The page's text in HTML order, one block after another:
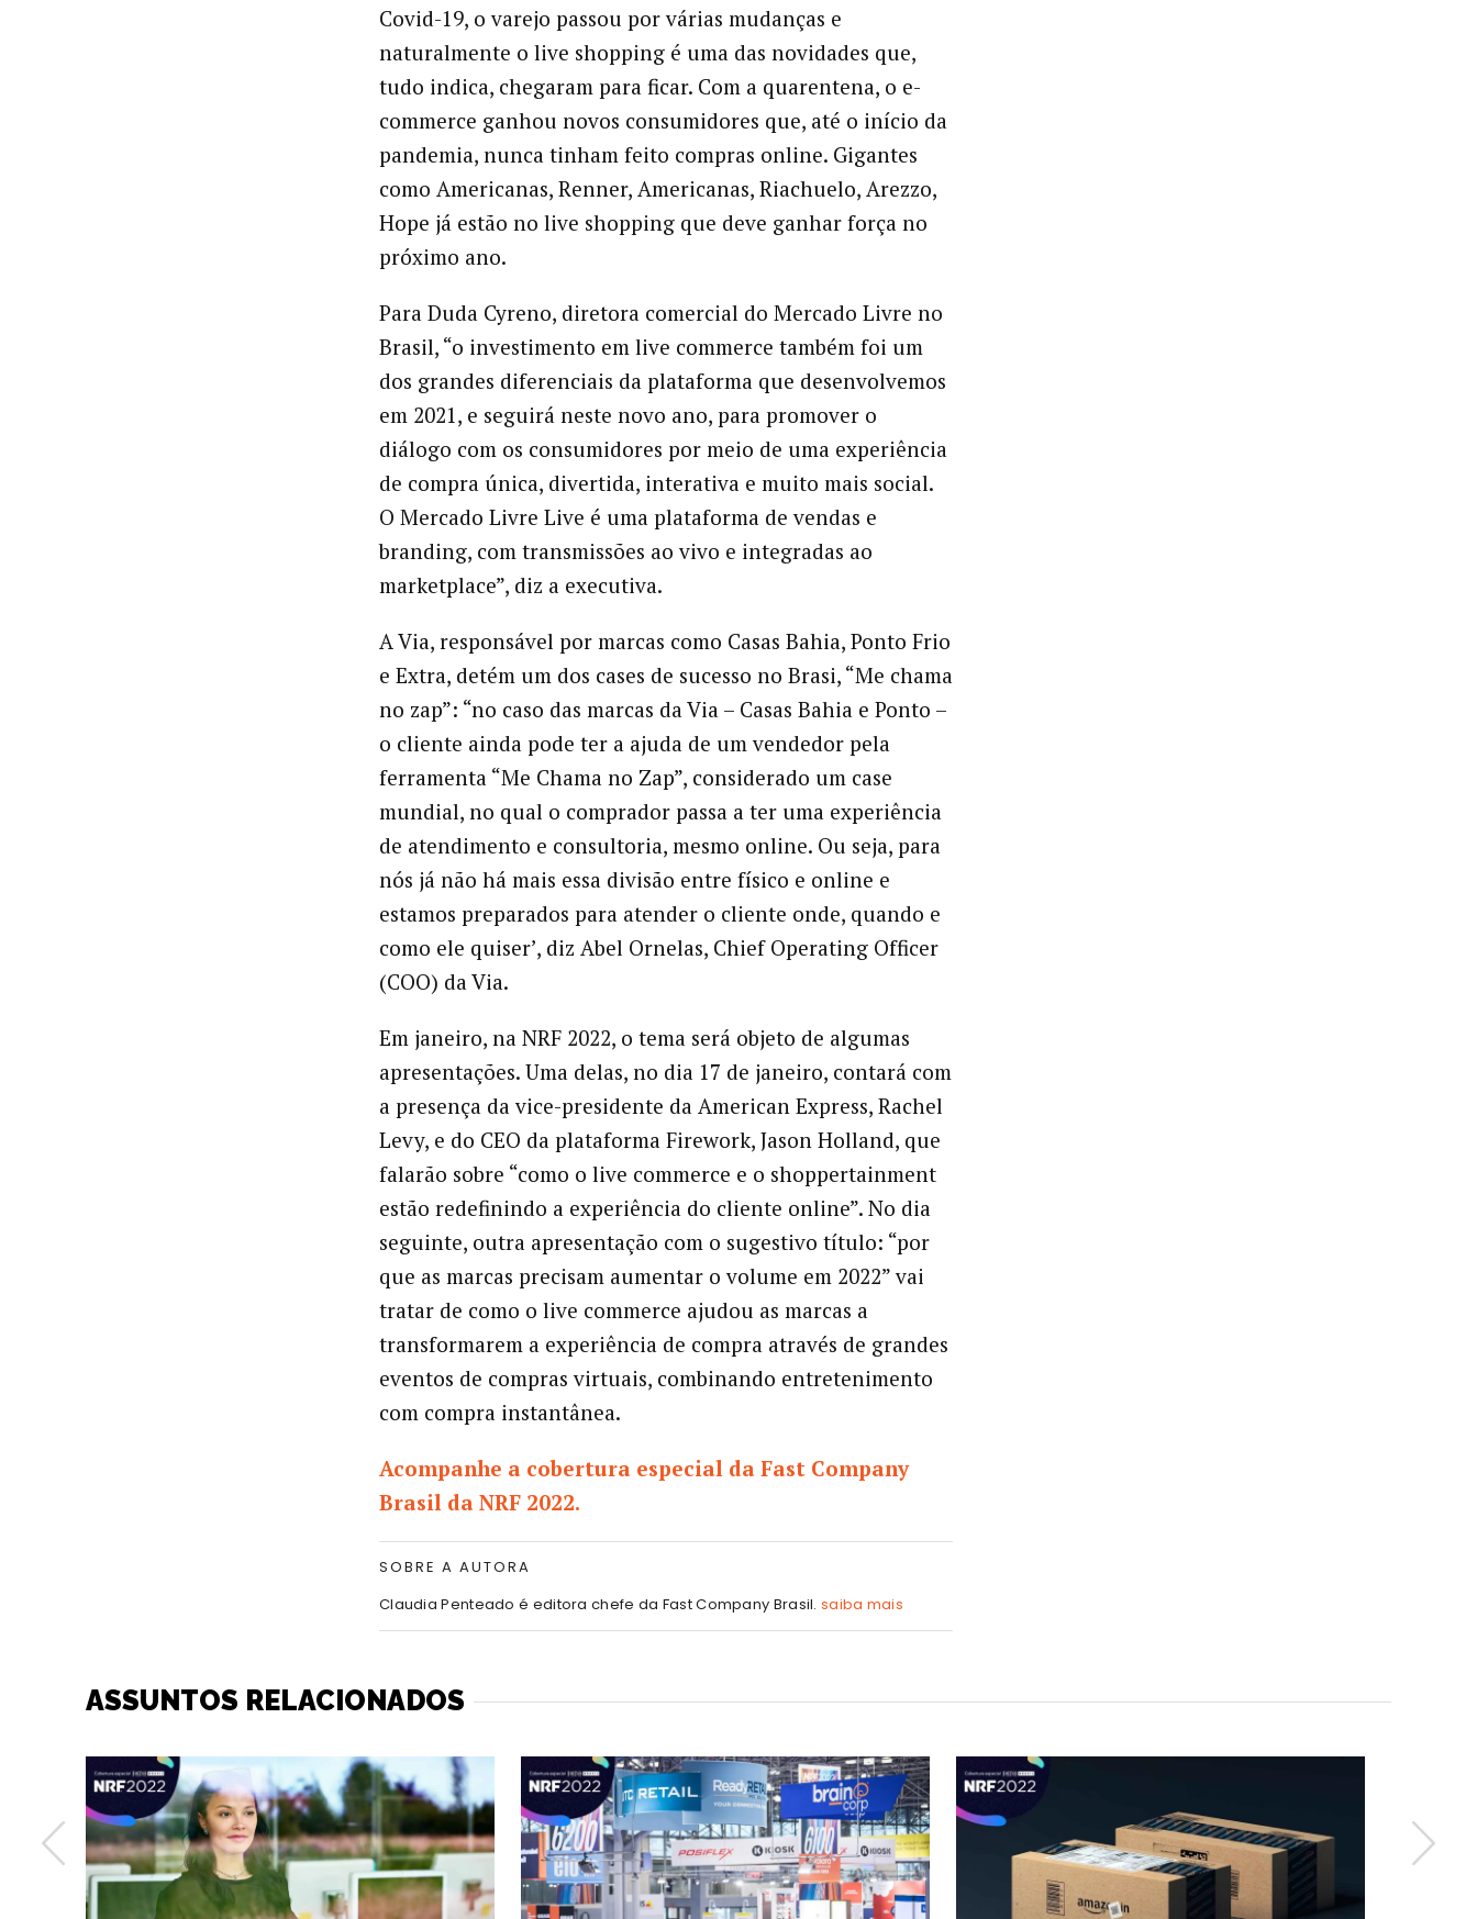
Covid-19, o varejo passou por várias mudanças e
naturalmente o live shopping é uma das novidades que,
tudo indica, chegaram para ficar. Com a quarentena, o e-
commerce ganhou novos consumidores que, até o início da
pandemia, nunca tinham feito compras online. Gigantes
como Americanas, Renner, Americanas, Riachuelo, Arezzo,
Hope já estão no live shopping que deve ganhar força no
próximo ano.
Para Duda Cyreno, diretora comercial do Mercado Livre no
Brasil, “o investimento em live commerce também foi um
dos grandes diferenciais da plataforma que desenvolvemos
em 2021, e seguirá neste novo ano, para promover o
diálogo com os consumidores por meio de uma experiência
de compra única, divertida, interativa e muito mais social.
O Mercado Livre Live é uma plataforma de vendas e
branding, com transmissões ao vivo e integradas ao
marketplace”, diz a executiva.
A Via, responsável por marcas como Casas Bahia, Ponto Frio
e Extra, detém um dos cases de sucesso no Brasi, “Me chama
no zap”: “no caso das marcas da Via – Casas Bahia e Ponto –
o cliente ainda pode ter a ajuda de um vendedor pela
ferramenta “Me Chama no Zap”, considerado um case
mundial, no qual o comprador passa a ter uma experiência
de atendimento e consultoria, mesmo online. Ou seja, para
nós já não há mais essa divisão entre físico e online e
estamos preparados para atender o cliente onde, quando e
como ele quiser’, diz Abel Ornelas, Chief Operating Officer
(COO) da Via.
Em janeiro, na NRF 2022, o tema será objeto de algumas
apresentações. Uma delas, no dia 17 de janeiro, contará com
a presença da vice-presidente da American Express, Rachel
Levy, e do CEO da plataforma Firework, Jason Holland, que
falarão sobre “como o live commerce e o shoppertainment
estão redefinindo a experiência do cliente online”. No dia
seguinte, outra apresentação com o sugestivo título: “por
que as marcas precisam aumentar o volume em 2022” vai
tratar de como o live commerce ajudou as marcas a
transformarem a experiência de compra através de grandes
eventos de compras virtuais, combinando entretenimento
com compra instantânea.
Acompanhe a cobertura especial da Fast Company
Brasil da NRF 2022.
SOBRE A AUTORA
Claudia Penteado é editora chefe da Fast Company Brasil.saiba mais
ASSUNTOS RELACIONADOS